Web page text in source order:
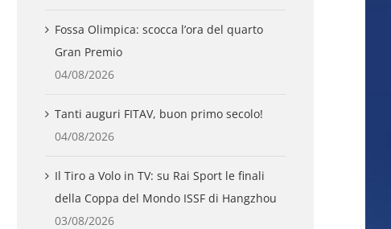
Fossa Olimpica: scocca l’ora del quarto
Gran Premio
04/08/2026
Tanti auguri FITAV, buon primo secolo!
04/08/2026
Il Tiro a Volo in TV: su Rai Sport le finali
della Coppa del Mondo ISSF di Hangzhou
03/08/2026